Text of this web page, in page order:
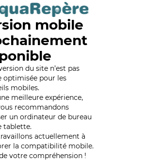
mobile
du site n’est pas
optimisée pour les
mobiles.
meilleure expérience,
recommandons
un ordinateur de bureau
tablette.
actuellement à
la compatibilité mobile.
votre compréhension !